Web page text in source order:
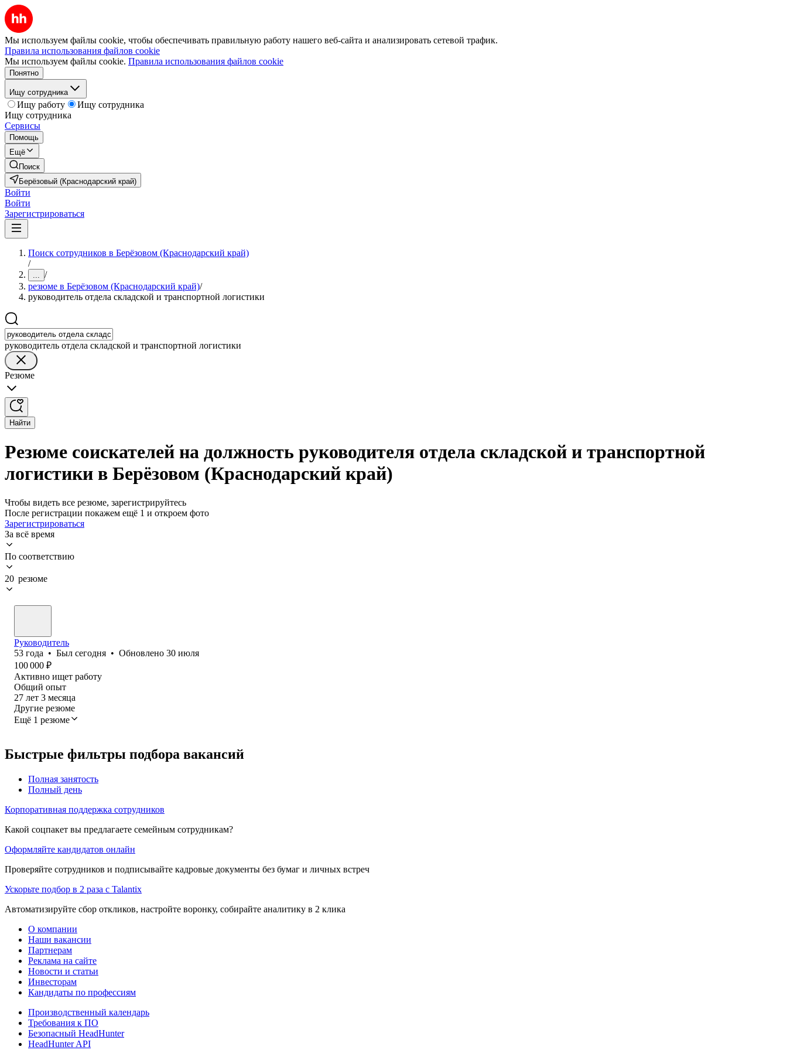
Мы используем файлы cookie, чтобы обеспечивать правильную работу нашего веб-сайта и анализировать сетевой трафик.
Правила использования файлов cookie
Мы используем файлы cookie. Правила использования файлов cookie
Понятно
Ищу сотрудника
Ищу работу
Ищу сотрудника
Ищу сотрудника
Сервисы
Помощь
Ещё
Поиск
Берёзовый (Краснодарский край)
Войти
Войти
Зарегистрироваться
Поиск сотрудников в Берёзовом (Краснодарский край)
/
... /
резюме в Берёзовом (Краснодарский край)/
руководитель отдела складской и транспортной логистики
руководитель отдела складской и транспортной логистики
Резюме
Найти
Резюме соискателей на должность руководителя отдела складской и транспортной
логистики в Берёзовом (Краснодарский край)
Чтобы видеть все резюме, зарегистрируйтесь
После регистрации покажем ещё 1 и откроем фото
Зарегистрироваться
За всё время
По соответствию
20 резюме
Руководитель
53 года • Был сегодня • Обновлено 30 июля
100 000 ₽
Активно ищет работу
Общий опыт
27 лет 3 месяца
Другие резюме
Ещё 1 резюме
Быстрые фильтры подбора вакансий
Полная занятость
Полный день
Корпоративная поддержка сотрудников
Какой соцпакет вы предлагаете семейным сотрудникам?
Оформляйте кандидатов онлайн
Проверяйте сотрудников и подписывайте кадровые документы без бумаг и личных встреч
Ускорьте подбор в 2 раза с Talantix
Автоматизируйте сбор откликов, настройте воронку, собирайте аналитику в 2 клика
О компании
Наши вакансии
Партнерам
Реклама на сайте
Новости и статьи
Инвесторам
Кандидаты по профессиям
Производственный календарь
Требования к ПО
Безопасный HeadHunter
HeadHunter API